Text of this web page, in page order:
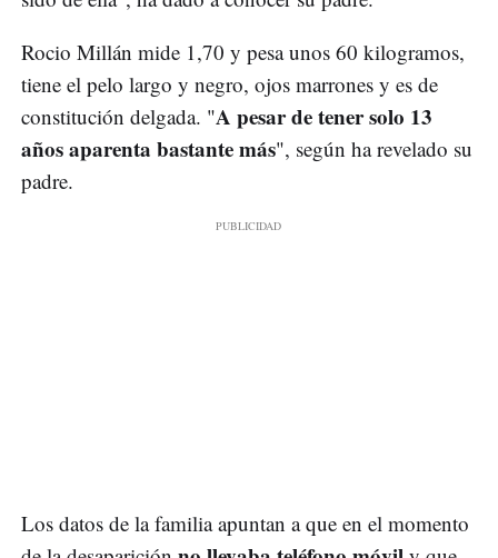
Rocio Millán mide 1,70 y pesa unos 60 kilogramos,
tiene el pelo largo y negro, ojos marrones y es de
constitución delgada. "A pesar de tener solo 13
años aparenta bastante más", según ha revelado su
padre.
Los datos de la familia apuntan a que en el momento